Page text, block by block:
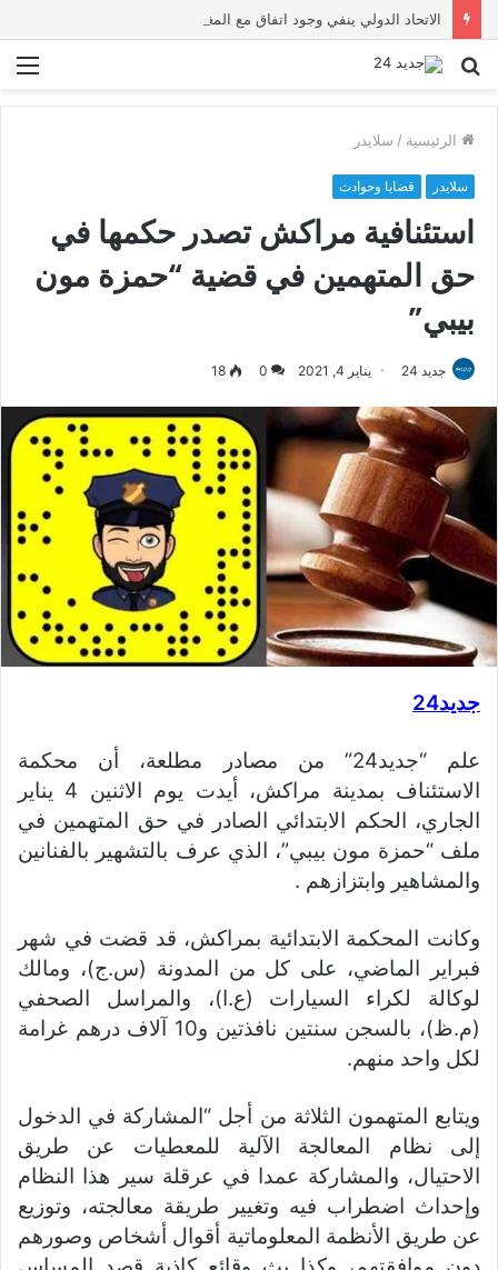
بحث
الرئيسية / سلايدر
سلايدر قضايا وحوادث
استئنافية مراكش تصدر حكمها في
حق المتهمين في قضية “حمزة مون
بيبي”
جديد 24 يناير 4, 2021 0
18
جديد24
علم “جديد24” من مصادر مطلعة، أن محكمة
الاستئناف بمدينة مراكش، أيدت يوم الاثنين 4 يناير
الجاري، الحكم الابتدائي الصادر في حق المتهمين في
ملف “حمزة مون بيبي”، الذي عرف بالتشهير بالفنانين
والمشاهير وابتزازهم .
وكانت المحكمة الابتدائية بمراكش، قد قضت في شهر
فبراير الماضي، على كل من المدونة (س.ج)، ومالك
لوكالة لكراء السيارات (ع.ا)، والمراسل الصحفي
(م.ظ)، بالسجن سنتين نافذتين و10 آلاف درهم غرامة
لكل واحد منهم.
ويتابع المتهمون الثلاثة من أجل “المشاركة في الدخول
إلى نظام المعالجة الآلية للمعطيات عن طريق
الاحتيال، والمشاركة عمدا في عرقلة سير هذا النظام
وإحداث اضطراب فيه وتغيير طريقة معالجته، وتوزيع
عن طريق الأنظمة المعلوماتية أقوال أشخاص وصورهم